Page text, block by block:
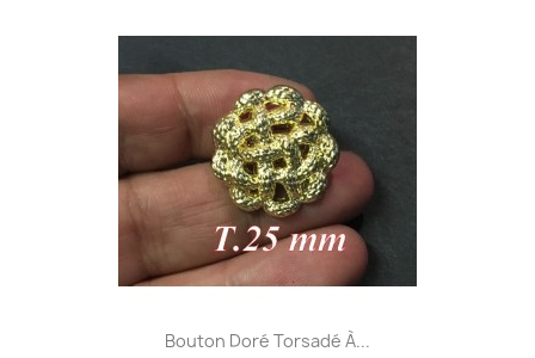
Bouton Doré Torsadé À...